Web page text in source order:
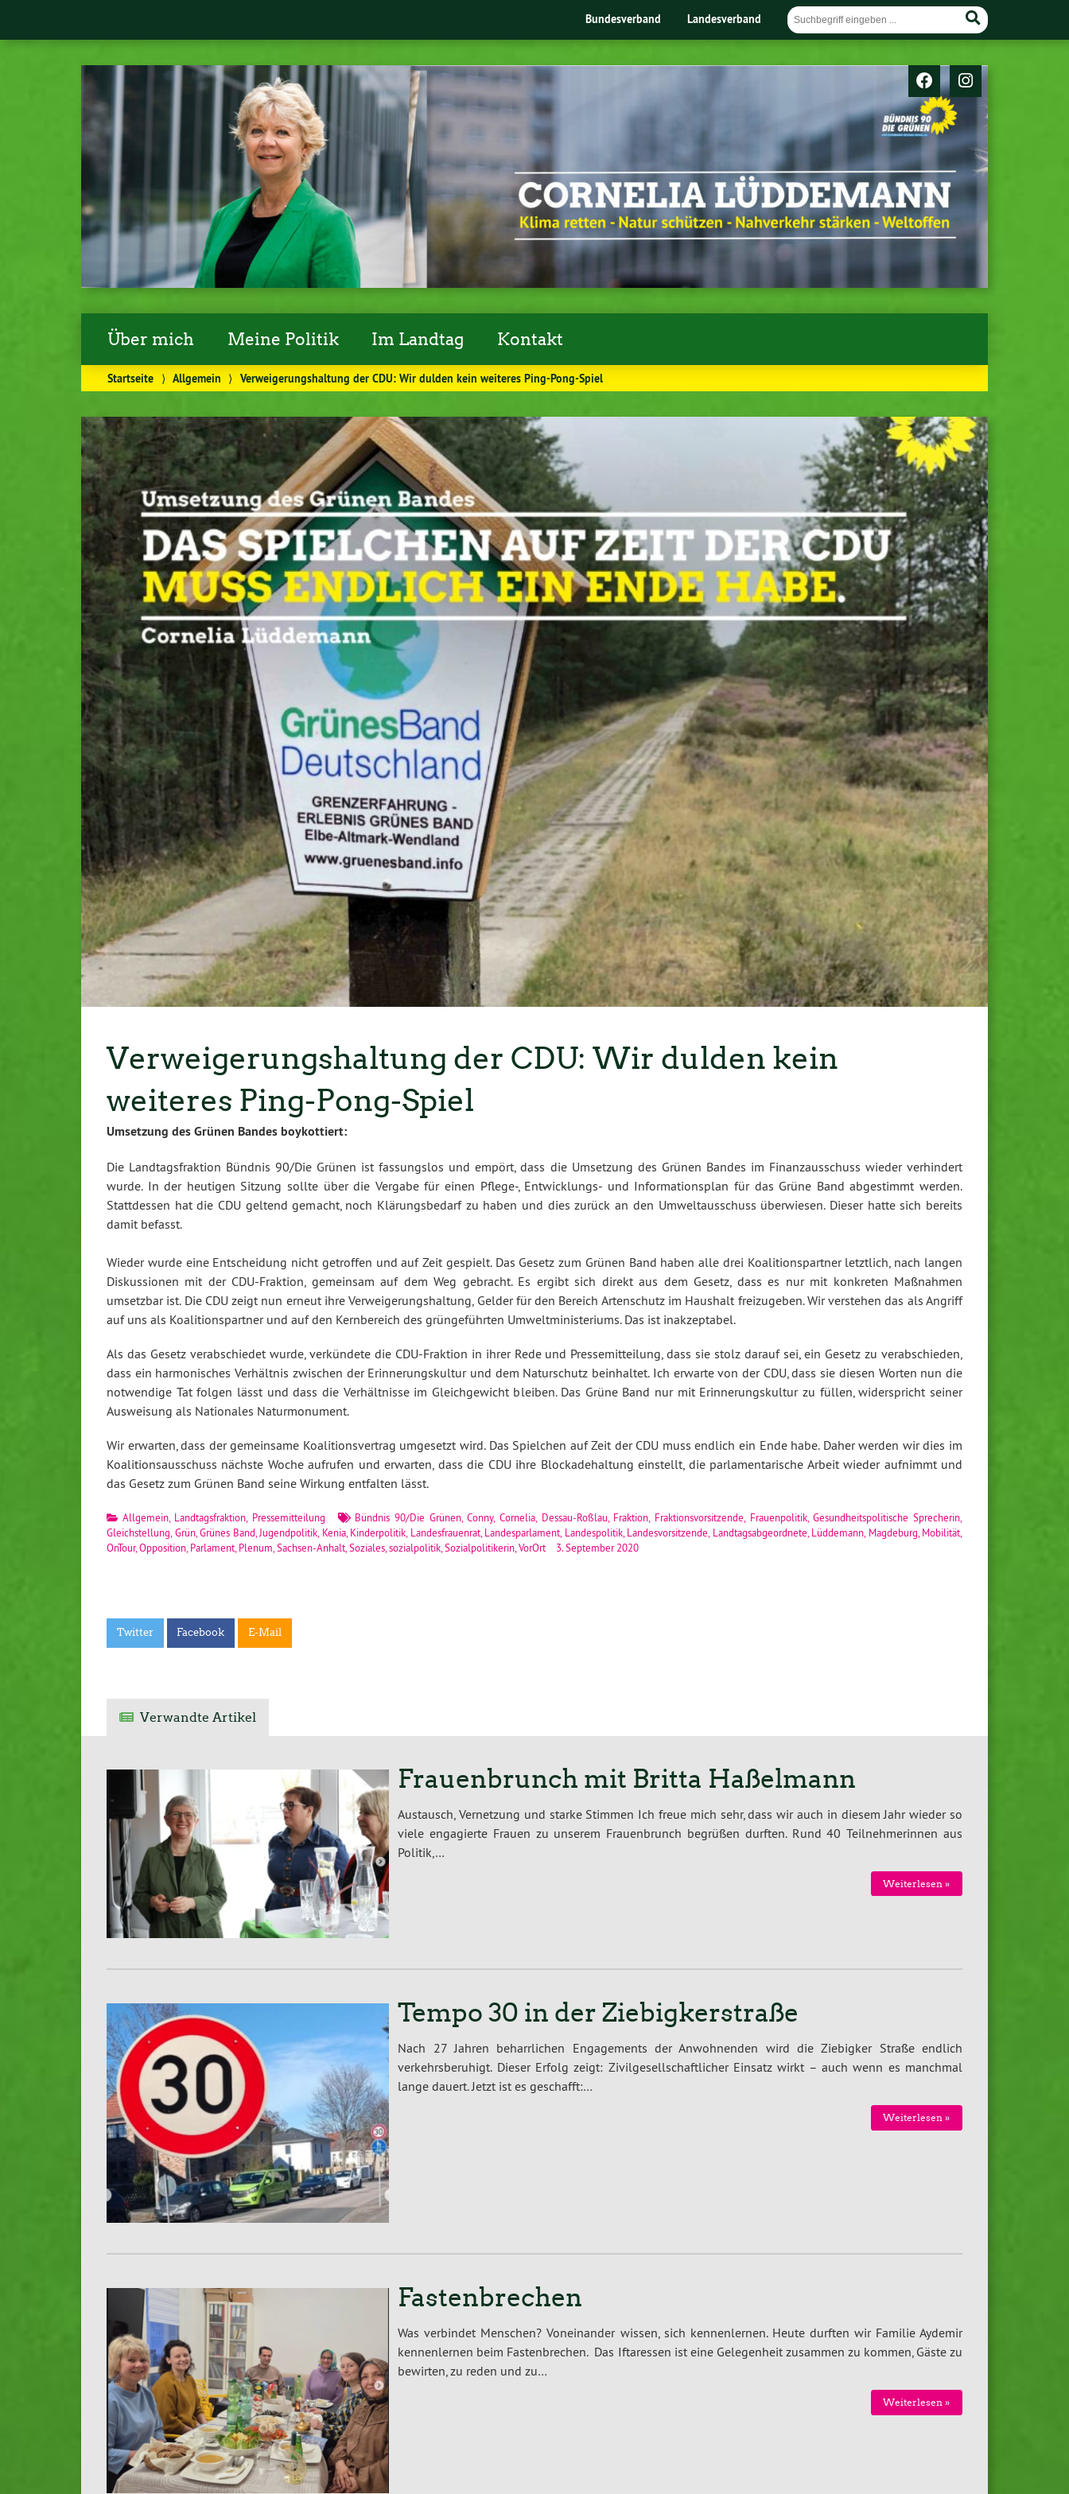
Bundesverband Landesverband
Über mich Meine Politik Im Landtag Kontakt
Startseite ⟩ Allgemein ⟩ Verweigerungshaltung der CDU: Wir dulden kein weiteres Ping-Pong-Spiel
Verweigerungshaltung der CDU: Wir dulden kein
weiteres Ping-Pong-Spiel
Umsetzung des Grünen Bandes boykottiert:
Die Landtagsfraktion Bündnis 90/Die Grünen ist fassungslos und empört, dass die Umsetzung des Grünen Bandes im Finanzausschuss wieder verhindert
wurde. In der heutigen Sitzung sollte über die Vergabe für einen Pflege-, Entwicklungs- und Informationsplan für das Grüne Band abgestimmt werden.
Stattdessen hat die CDU geltend gemacht, noch Klärungsbedarf zu haben und dies zurück an den Umweltausschuss überwiesen. Dieser hatte sich bereits
damit befasst.
Wieder wurde eine Entscheidung nicht getroffen und auf Zeit gespielt. Das Gesetz zum Grünen Band haben alle drei Koalitionspartner letztlich, nach langen
Diskussionen mit der CDU-Fraktion, gemeinsam auf dem Weg gebracht. Es ergibt sich direkt aus dem Gesetz, dass es nur mit konkreten Maßnahmen
umsetzbar ist. Die CDU zeigt nun erneut ihre Verweigerungshaltung, Gelder für den Bereich Artenschutz im Haushalt freizugeben. Wir verstehen das als Angriff
auf uns als Koalitionspartner und auf den Kernbereich des grüngeführten Umweltministeriums. Das ist inakzeptabel.
Als das Gesetz verabschiedet wurde, verkündete die CDU-Fraktion in ihrer Rede und Pressemitteilung, dass sie stolz darauf sei, ein Gesetz zu verabschieden,
dass ein harmonisches Verhältnis zwischen der Erinnerungskultur und dem Naturschutz beinhaltet. Ich erwarte von der CDU, dass sie diesen Worten nun die
notwendige Tat folgen lässt und dass die Verhältnisse im Gleichgewicht bleiben. Das Grüne Band nur mit Erinnerungskultur zu füllen, widerspricht seiner
Ausweisung als Nationales Naturmonument.
Wir erwarten, dass der gemeinsame Koalitionsvertrag umgesetzt wird. Das Spielchen auf Zeit der CDU muss endlich ein Ende habe. Daher werden wir dies im
Koalitionsausschuss nächste Woche aufrufen und erwarten, dass die CDU ihre Blockadehaltung einstellt, die parlamentarische Arbeit wieder aufnimmt und
das Gesetz zum Grünen Band seine Wirkung entfalten lässt.
Allgemein, Landtagsfraktion Pressemitteilung Bündnis 90/Die Grünen,Conny,Cornelia Dessau-Roßlau Fraktion Fraktionsvorsitzende Frauenpolitik,Gesundheitspolitische Sprecherin
Gleichstellung Grün, Grünes Band Jugendpolitik Kenia, Kinderpolitik Landesfrauenrat, Landesparlament Landespolitik, Landesvorsitzende Landtagsabgeordnete Lüddemann Magdeburg Mobilität
OnTour,Opposition Parlament Plenum Sachsen-Anhalt Soziales sozialpolitik Sozialpolitikerin VorOrt 3. September 2020
Twitter Facebook E-Mail
Verwandte Artikel
Frauenbrunch mit Britta Haßelmann
Austausch, Vernetzung und starke Stimmen Ich freue mich sehr, dass wir auch in diesem Jahr wieder so
viele engagierte Frauen zu unserem Frauenbrunch begrüßen durften. Rund 40 Teilnehmerinnen aus
Politik,…
Weiterlesen »
Tempo 30 in der Ziebigkerstraße
Nach 27 Jahren beharrlichen Engagements der Anwohnenden wird die Ziebigker Straße endlich
verkehrsberuhigt. Dieser Erfolg zeigt: Zivilgesellschaftlicher Einsatz wirkt – auch wenn es manchmal
lange dauert. Jetzt ist es geschafft:…
Weiterlesen »
Fastenbrechen
Was verbindet Menschen? Voneinander wissen, sich kennenlernen. Heute durften wir Familie Aydemir
kennenlernen beim Fastenbrechen. Das Iftaressen ist eine Gelegenheit zusammen zu kommen, Gäste zu
bewirten, zu reden und zu…
Weiterlesen »